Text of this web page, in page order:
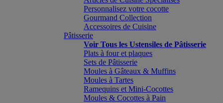
Personnalisez votre cocotte
Gourmand Collection
Accessoires de Cuisine
Pâtisserie
Voir Tous les Ustensiles de Pâtisserie
Plats à four et plaques
Sets de Pâtisserie
Moules à Gâteaux & Muffins
Moules à Tartes
Ramequins et Mini-Cocottes
Moules & Cocottes à Pain